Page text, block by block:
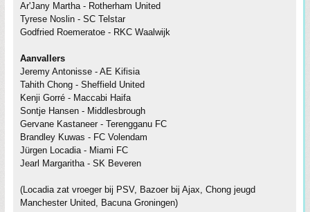
Ar'Jany Martha - Rotherham United
Tyrese Noslin - SC Telstar
Godfried Roemeratoe - RKC Waalwijk
Aanvallers
Jeremy Antonisse - AE Kifisia
Tahith Chong - Sheffield United
Kenji Gorré - Maccabi Haifa
Sontje Hansen - Middlesbrough
Gervane Kastaneer - Terengganu FC
Brandley Kuwas - FC Volendam
Jürgen Locadia - Miami FC
Jearl Margaritha - SK Beveren
(Locadia zat vroeger bij PSV, Bazoer bij Ajax, Chong jeugd
Manchester United, Bacuna Groningen)